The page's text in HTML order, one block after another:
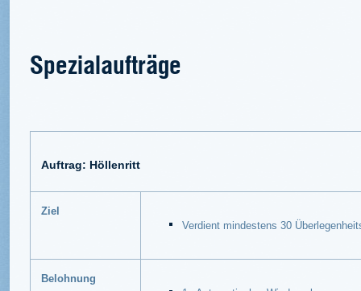
Spezialaufträge
Auftrag: Höllenritt
Ziel
Verdient mindestens 30
Belohnung